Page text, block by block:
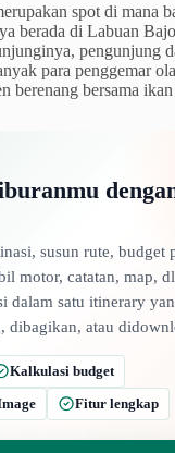
spot di mana
berada di Labuan
pengunjung
para penggemar
berenang bersama
susun rute, budget
motor, catatan, map,
dalam satu itinerary
dibagikan, atau
Kalkulasi budget
Fitur lengkap